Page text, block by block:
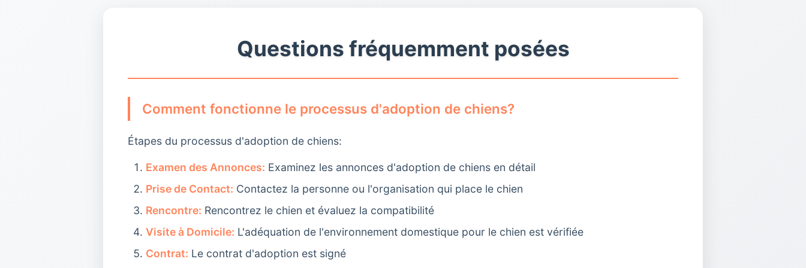
Questions fréquemment posées
Comment fonctionne le processus d'adoption de chiens?
Étapes du processus d'adoption de chiens:
Examen des Annonces: Examinez les annonces d'adoption de chiens en détail
Prise de Contact: Contactez la personne ou l'organisation qui place le chien
Rencontre: Rencontrez le chien et évaluez la compatibilité
Visite à Domicile: L'adéquation de l'environnement domestique pour le chien est vérifiée
Contrat: Le contrat d'adoption est signé